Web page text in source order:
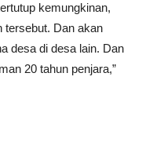
kemungkinan,
tersebut. Dan akan
desa di desa lain. Dan
20 tahun penjara,”